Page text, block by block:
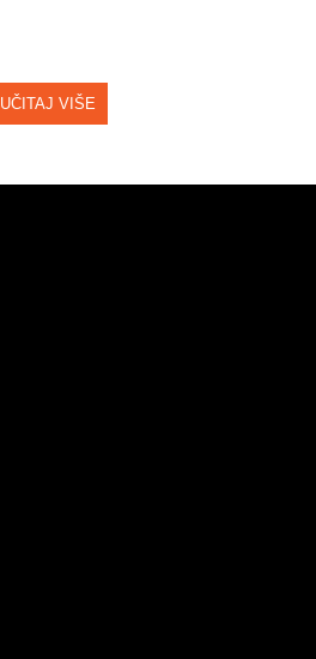
UČITAJ VIŠE